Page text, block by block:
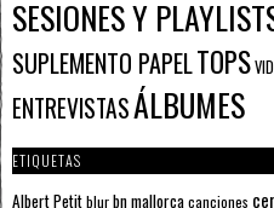
SESIONES Y
SUPLEMENTO PAPELTOPS
ENTREVISTASÁLBUMES
ETIQUETAS
Albert Petitblurbn mallorcacanciones